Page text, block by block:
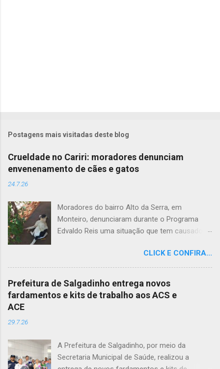
Postagens mais visitadas deste blog
Crueldade no Cariri: moradores denunciam
envenenamento de cães e gatos
24.7.26
Moradores do bairro Alto da Serra, em
Monteiro, denunciaram durante o Programa
Edvaldo Reis uma situação que tem causado
e gatos estariam sendo envenenados na
comunidade, provocando mortes marcadas
por intenso sofrimento dos animais. De acordo
com uma moradora, os casos vêm se
comoveu vizinhos e evidenciou a gravidade da
situação. Além da dor causada aos tutores dos
CLICK E CONFIRA...
Prefeitura de Salgadinho entrega novos
fardamentos e kits de trabalho aos ACS e
ACE
29.7.26
A Prefeitura de Salgadinho, por meio da
Secretaria Municipal de Saúde, realizou a